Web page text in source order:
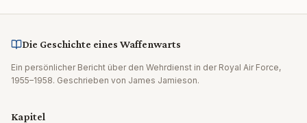
Die Geschichte eines Waffenwarts
Ein persönlicher Bericht über den Wehrdienst in der Royal Air Force,
1955–1958. Geschrieben von James Jamieson.
Kapitel